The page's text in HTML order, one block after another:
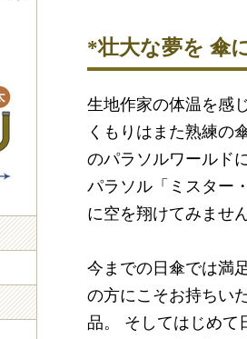
*壮大な夢を 傘
生地作家の体温を感
くもりはまた熟練の
のパラソルワールド
パラソル「ミスター
に空を翔けてみませ
今までの日傘では満
の方にこそお持ちい
品。 そしてはじめて